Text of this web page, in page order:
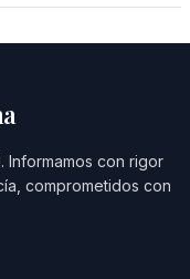
Informamos con rigor
comprometidos con